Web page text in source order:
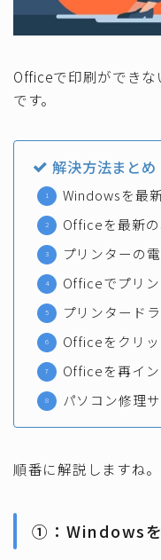
Officeで印刷ができ
です。
解決方法まとめ
Windowsを最
Officeを最新の
プリンターの
Officeでプリ
プリンタード
Officeをクリッ
Officeを再イ
パソコン修理
順番に解説しますね。
①：Windowsを